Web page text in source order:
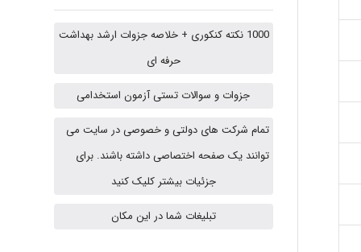
Alirez0990
USER124
1000 نکته کنکوری + خلاصه جزوات ارشد بهداشت
حرفه ای
جزوات و سوالات تستی آزمون استخدامی
تمام شرکت های دولتی و خصوصی در سایت می
توانند یک صفحه اختصاصی داشته باشند. برای
جزئیات بیشتر کلیک کنید
تبلیغات شما در این مکان